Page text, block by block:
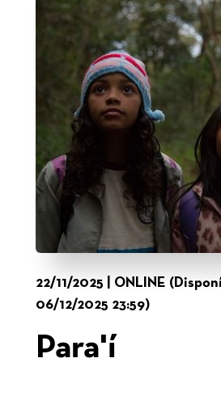
22/11/2025 | ONLINE
06/12/2025 23:59)
Para'í